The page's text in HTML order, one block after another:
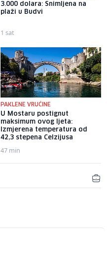
3.000 dolara: Snimljena na
plaži u Budvi
1 sat
PAKLENE VRUĆINE
U Mostaru postignut
maksimum ovog ljeta:
Izmjerena temperatura od
42,3 stepena Celzijusa
47 min